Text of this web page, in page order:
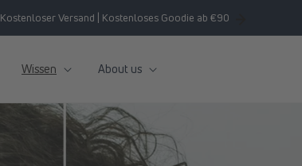
Kostenloser Versand | Kostenloses Goodie ab €90
Wissen About us